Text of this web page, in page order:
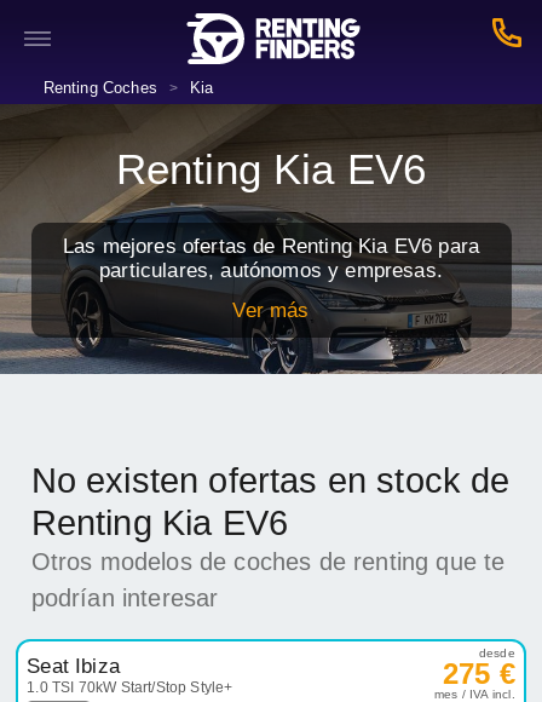
Renting Coches > Kia
Renting Kia EV6
Las mejores ofertas de Renting Kia EV6 para
particulares, autónomos y empresas.
Ver más
No existen ofertas en stock de
Renting Kia EV6
Otros modelos de coches de renting que te
podrían interesar
Seat Ibiza
1.0 TSI 70kW Start/Stop Style+
desde
275 €
mes / IVA incl.